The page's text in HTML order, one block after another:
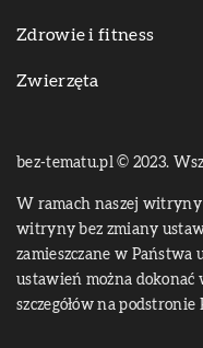
Zdrowie i fitness
Zwierzęta
bez-tematu.pl © 2023.
W ramach naszej witryny
witryny bez zmiany
zamieszczane w
ustawień można dokonać
szczegółów na podstronie